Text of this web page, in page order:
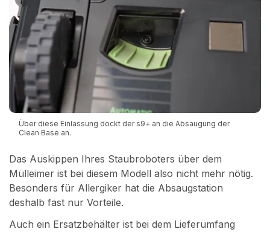
Über diese Einlassung dockt der s9+ an die Absaugung der
Clean Base an.
Das Auskippen Ihres Staubroboters über dem
Mülleimer ist bei diesem Modell also nicht mehr nötig.
Besonders für Allergiker hat die Absaugstation
deshalb fast nur Vorteile.
Auch ein Ersatzbehälter ist bei dem Lieferumfang